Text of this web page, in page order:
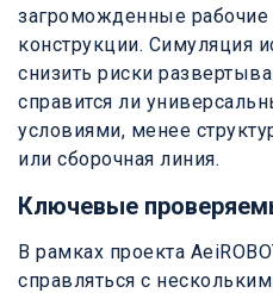
загроможденные
конструкции. Симуляция
снизить риски
справится ли
условиями, менее
или сборочная линия.
Ключевые
В рамках проекта
справляться с